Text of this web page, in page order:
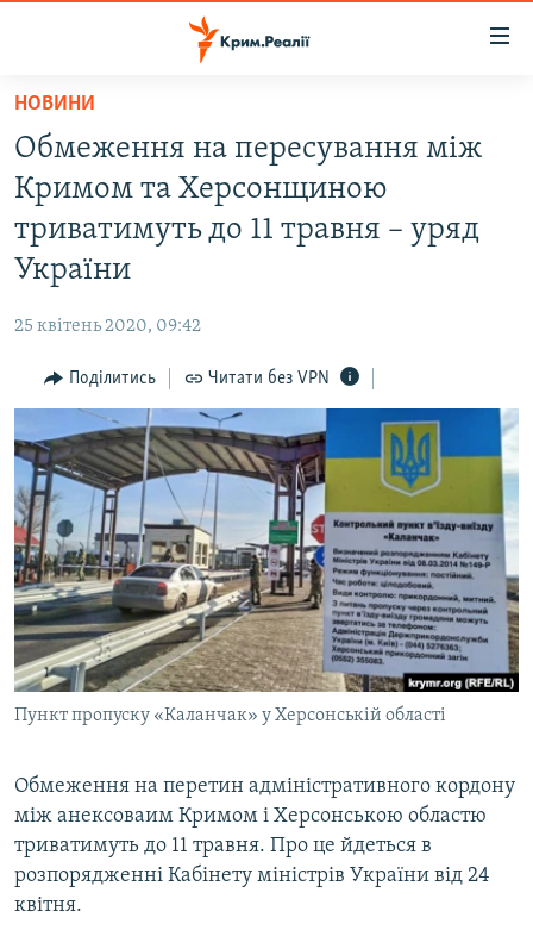
Перейти
основного
матеріалу
Перейти
до
основної
Перейти
пошуку
НОВИНИ
ВІДЕО ТА ФОТО
ПОЛІТИКА
ІНТЕРВ'Ю
ВСЕ ЗА ДЕНЬ
СПЕЦПРОЕКТИ
ДЕПОРТАЦІЯ
ВІДЕОУРОКИ «ELIFBE»
СВІДЧЕННЯ ОКУПАЦІЇ
УКРАЇНСЬКА ПРОБЛЕМА КРИМУ
ІНФОГРАФІКА
ЯК ОБІЙТИ БЛОКУВАННЯ
Русский
Qırımtatar
ДОЛУЧАЙСЯ!
Усі сайти RFE/RL
НОВИНИ
Обмеження на пересування між
Кримом та Херсонщиною
триватимуть до 11 травня – уряд
України
25 квітень 2020, 09:42
Поділитись Читати без VPN
Пункт пропуску «Каланчак» у Херсонській області
Обмеження на перетин адміністративного кордону
між анексоваим Кримом і Херсонською областю
триватимуть до 11 травня. Про це йдеться в
розпорядженні Кабінету міністрів України від 24
квітня.